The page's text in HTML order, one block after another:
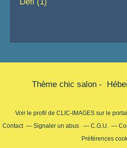
Thème chic salon -
Voir le profil de CLIC-IMAGES sur le
Contact
Signaler un abus C.G.U.
Préférences